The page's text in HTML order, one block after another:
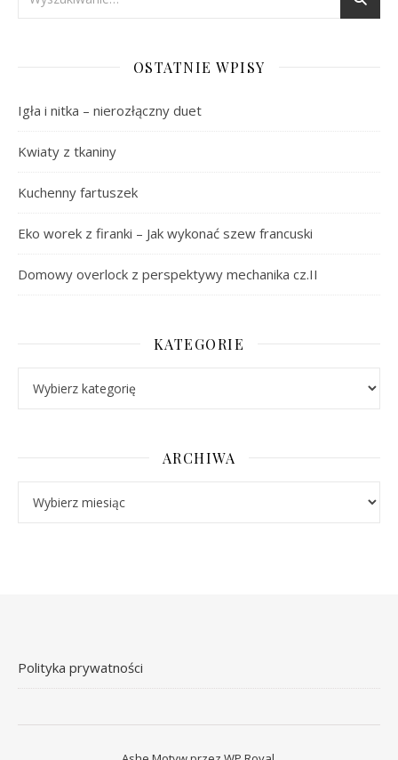
OSTATNIE WPISY
Igła i nitka – nierozłączny duet
Kwiaty z tkaniny
Kuchenny fartuszek
Eko worek z firanki – Jak wykonać szew francuski
Domowy overlock z perspektywy mechanika cz.II
KATEGORIE
ARCHIWA
Polityka prywatności